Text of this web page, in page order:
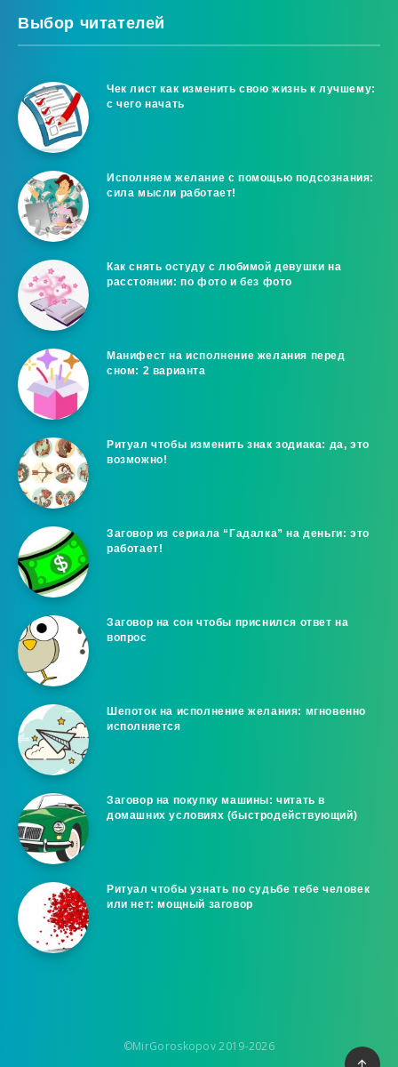
Выбор читателей
Чек лист как изменить свою жизнь к лучшему:
с чего начать
Исполняем желание с помощью подсознания:
сила мысли работает!
Как снять остуду с любимой девушки на
расстоянии: по фото и без фото
Манифест на исполнение желания перед
сном: 2 варианта
Ритуал чтобы изменить знак зодиака: да, это
возможно!
Заговор из сериала “Гадалка” на деньги: это
работает!
Заговор на сон чтобы приснился ответ на
вопрос
Шепоток на исполнение желания: мгновенно
исполняется
Заговор на покупку машины: читать в
домашних условиях (быстродействующий)
Ритуал чтобы узнать по судьбе тебе человек
или нет: мощный заговор
©MirGoroskopov 2019-2026